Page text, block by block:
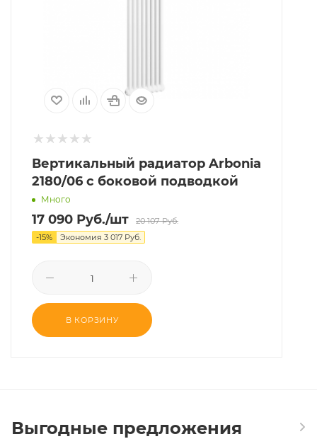
Вертикальный радиатор Arbonia
2180/06 с боковой подводкой
Много
17 090 Руб./шт 20 107Руб.
-15% Экономия 3 017 Руб.
В КОРЗИНУ
Выгодные предложения